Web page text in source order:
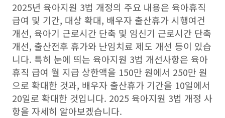
2025년 육아지원 3법 개정의 주요 내용은 육아휴직
급여 및 기간, 대상 확대, 배우자 출산휴가 시행여건
개선, 육아기 근로시간 단축 및 임신기 근로시간 단축
개선, 출산전후 휴가와 난임치료 제도 개선 등이 있습
니다. 특히 눈에 띄는 육아지원 3법 개선사항은 육아
휴직 급여 월 지급 상한액을 150만 원에서 250만 원
으로 확대한 것과, 배우자 출산휴가 기간을 10일에서
20일로 확대한 것입니다. 2025 육아지원 3법 개정 사
항을 자세히 알아보겠습니다.